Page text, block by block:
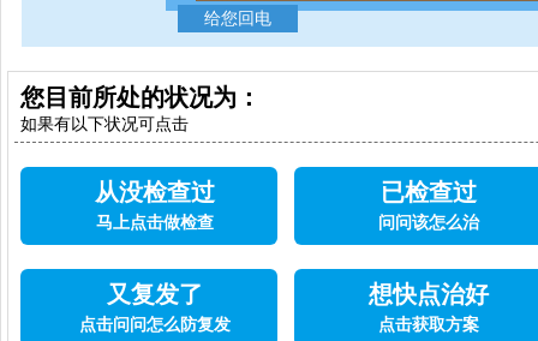
您目前所处的状况为：
如果有以下状况可点击
从没检查过
马上点击做检查
已检查过
问问该怎么治
又复发了
点击问问怎么防复发
想快点治好
点击获取方案